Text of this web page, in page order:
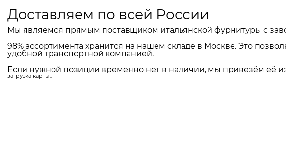
Доставляем по всей России
Мы являемся прямым поставщиком итальянской фурнитуры с
98% ассортимента хранится на нашем складе в Москве. Это
удобной транспортной компанией.
Если нужной позиции временно нет в наличии, мы привезём её
загрузка карты...